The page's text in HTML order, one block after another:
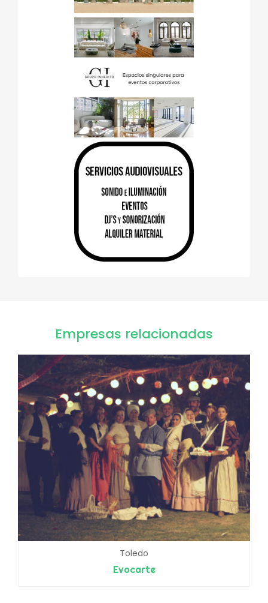
Empresas relacionadas
Toledo
Evocarte